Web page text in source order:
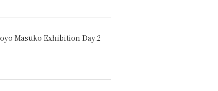
Masuko Exhibition Day.2